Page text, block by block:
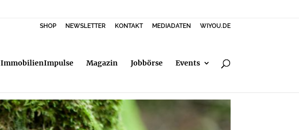
SHOP NEWSLETTER KONTAKT MEDIADATEN WIYOU.DE
ImmobilienImpulse Magazin Jobbörse Events